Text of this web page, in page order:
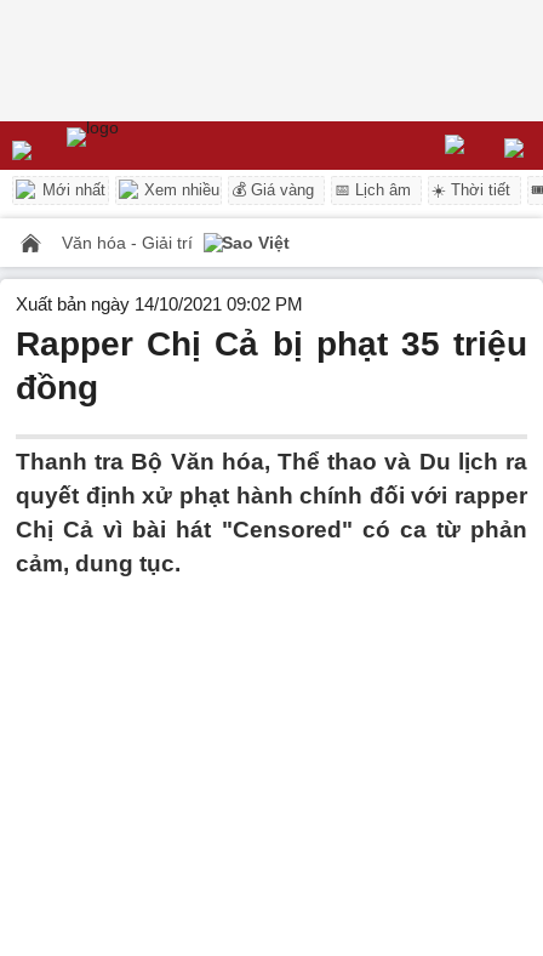
Mới nhất Xem nhiều 💰 Giá vàng 📅 Lịch âm ☀️ Thời tiết
Văn hóa - Giải trí Sao Việt
Xuất bản ngày 14/10/2021 09:02 PM
Rapper Chị Cả bị phạt 35 triệu
đồng
Thanh tra Bộ Văn hóa, Thể thao và Du lịch ra
quyết định xử phạt hành chính đối với rapper
Chị Cả vì bài hát "Censored" có ca từ phản
cảm, dung tục.